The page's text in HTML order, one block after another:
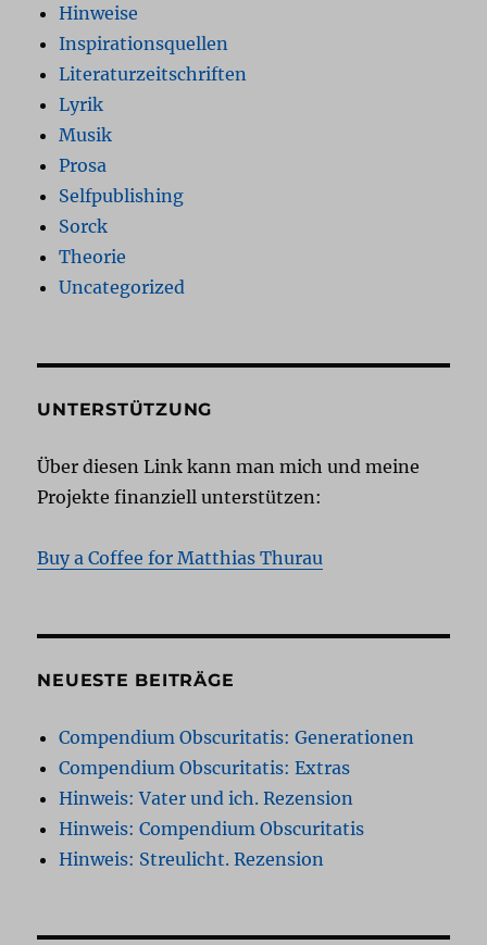
Hinweise
Inspirationsquellen
Literaturzeitschriften
Lyrik
Musik
Prosa
Selfpublishing
Sorck
Theorie
Uncategorized
UNTERSTÜTZUNG
Über diesen Link kann man mich und meine
Projekte finanziell unterstützen:
Buy a Coffee for Matthias Thurau
NEUESTE BEITRÄGE
Compendium Obscuritatis: Generationen
Compendium Obscuritatis: Extras
Hinweis: Vater und ich. Rezension
Hinweis: Compendium Obscuritatis
Hinweis: Streulicht. Rezension